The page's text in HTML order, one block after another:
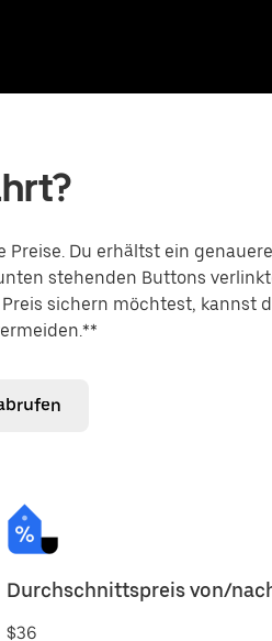
Du erhältst ein
stehenden Buttons
sichern möchtest, kannst
Durchschnittspreis von/
$36